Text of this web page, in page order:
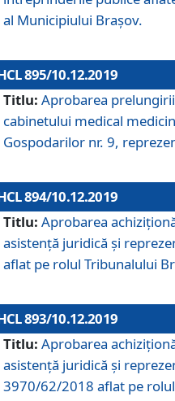
al Municipiului Brașov.
895/10.12.2019
Titlu: Aprobarea
cabinetului medical
Gospodarilor nr. 9,
894/10.12.2019
Titlu: Aprobarea
asistenţă juridică şi
aflat pe rolul Tribunalului
893/10.12.2019
Titlu: Aprobarea
asistenţă juridică şi
3970/62/2018 aflat pe